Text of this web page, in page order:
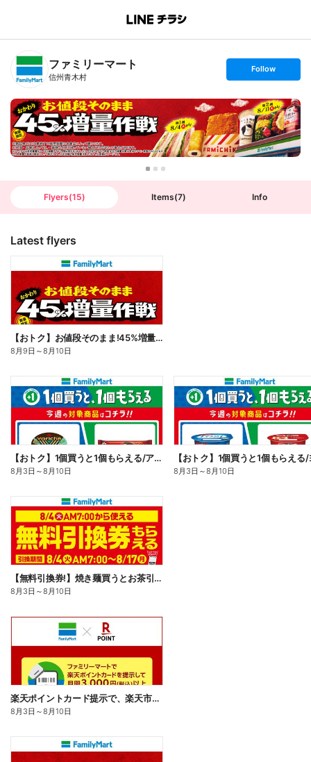
B
n
T
ファミリーマート
信州青木村
s
t
o
l
l
o
w
Follow
Flyers(15) Items(7) Info
Latest flyers
【おトク】お値段そのまま!45%増量作戦!
8月9日 ～8月10日
【おトク】1個買うと1個もらえる/アイス
8月3日 ～8月10日 8月3日 ～8月10日
【無料引換券!】焼き麺買うとお茶引換券貰える!
8月3日 ～8月10日
楽天ポイントカード提示で、楽天市場でのお買い物がおトクに!
8月3日 ～8月10日